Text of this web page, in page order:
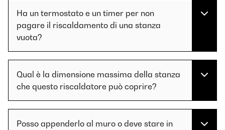
Ha un termostato e un timer per non
pagare il riscaldamento di una stanza
vuota?
Qual è la dimensione massima della stanza
che questo riscaldatore può coprire?
Posso appenderlo al muro o deve stare in